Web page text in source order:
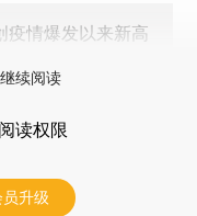
疫情爆发以来新高
续阅读
读权限
升级